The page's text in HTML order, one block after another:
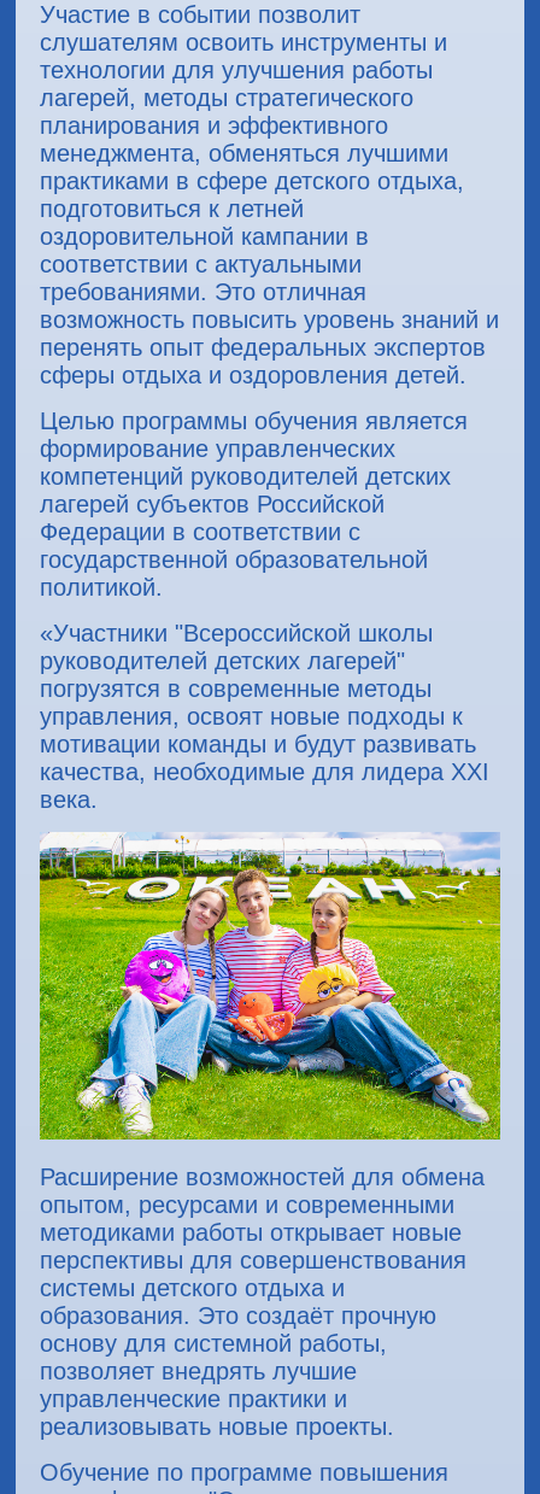
Участие в событии позволит
слушателям освоить инструменты и
технологии для улучшения работы
лагерей, методы стратегического
планирования и эффективного
менеджмента, обменяться лучшими
практиками в сфере детского отдыха,
подготовиться к летней
оздоровительной кампании в
соответствии с актуальными
требованиями. Это отличная
возможность повысить уровень знаний и
перенять опыт федеральных экспертов
сферы отдыха и оздоровления детей.
Целью программы обучения является
формирование управленческих
компетенций руководителей детских
лагерей субъектов Российской
Федерации в соответствии с
государственной образовательной
политикой.
«Участники "Всероссийской школы
руководителей детских лагерей"
погрузятся в современные методы
управления, освоят новые подходы к
мотивации команды и будут развивать
качества, необходимые для лидера XXI
века.
Расширение возможностей для обмена
опытом, ресурсами и современными
методиками работы открывает новые
перспективы для совершенствования
системы детского отдыха и
образования. Это создаёт прочную
основу для системной работы,
позволяет внедрять лучшие
управленческие практики и
реализовывать новые проекты.
Обучение по программе повышения